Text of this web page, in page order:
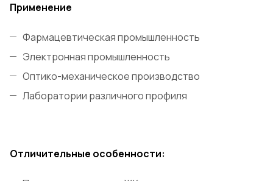
Применение
Фармацевтическая промышленность
Электронная промышленность
Оптико-механическое производство
Лаборатории различного профиля
Отличительные особенности: